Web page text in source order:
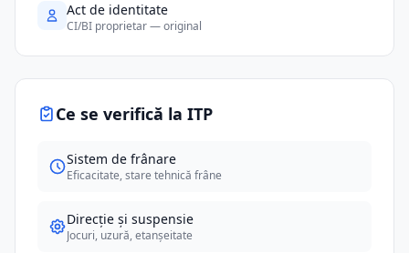
Act de identitate
CI/BI proprietar — original
Ce se verifică la ITP
Sistem de frânare
Eficacitate, stare tehnică frâne
Direcție și suspensie
Jocuri, uzură, etanșeitate